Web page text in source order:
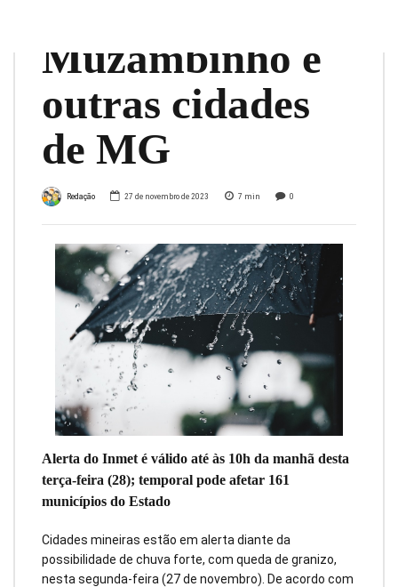
Muzambinho e
outras cidades
de MG
Redação 27 de novembro de 2023 7 min 0
Alerta do Inmet é válido até às 10h da manhã desta
terça-feira (28); temporal pode afetar 161
municípios do Estado
Cidades mineiras estão em alerta diante da
possibilidade de chuva forte, com queda de granizo,
nesta segunda-feira (27 de novembro). De acordo com